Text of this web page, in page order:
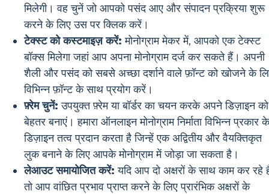
मिलेगी। वह चुनें जो आपको पसंद आए और संपादन प्रक्रिया शुरू
करने के लिए उस पर क्लिक करें।
टेक्स्ट को कस्टमाइज़ करें: मोनोग्राम मेकर में, आपको एक टेक्स्ट
बॉक्स मिलेगा जहां आप अपना मोनोग्राम दर्ज कर सकते हैं। अपनी
शैली और पसंद को सबसे अच्छा दर्शाने वाले फ़ॉन्ट को खोजने के
विभिन्न फ़ॉन्ट के साथ प्रयोग करें।
फ़्रेम चुनें: उपयुक्त फ़्रेम या बॉर्डर का चयन करके अपने डिज़ाइन को
बेहतर बनाएं। हमारा ऑनलाइन मोनोग्राम निर्माता विभिन्न प्रकार के
डिज़ाइन तत्व प्रदान करता है जिन्हें एक अद्वितीय और वैयक्तिकृत
लुक बनाने के लिए आपके मोनोग्राम में जोड़ा जा सकता है।
लेआउट समायोजित करें: यदि आप दो अक्षरों के साथ काम कर रहे
तो आप वांछित प्रभाव प्राप्त करने के लिए प्रारंभिक अक्षरों के